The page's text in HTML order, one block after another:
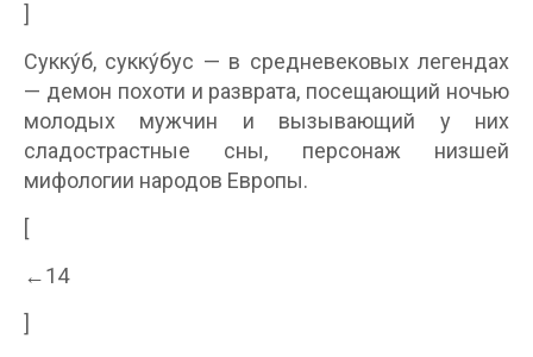
]
Сукку́б, сукку́бус — в средневековых легендах
— демон похоти и разврата, посещающий ночью
молодых мужчин и вызывающий у них
сладострастные сны, персонаж низшей
мифологии народов Европы.
[
←14
]